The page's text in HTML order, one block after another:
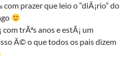
prazer que leio o “diÃ¡rio” do
trÃªs anos e estÃ¡ um
Ã© o que todos os pais dizem